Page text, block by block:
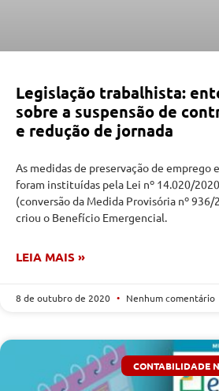
Legislação trabalhista:
sobre a suspensão de
e redução de jornada
As medidas de preservação de emprego
foram instituídas pela Lei nº 14.020/2020
(conversão da Medida Provisória nº 936/
criou o Benefício Emergencial.
LEIA MAIS »
8 de outubro de 2020 Nenhum comentário
CONTABILIDADE